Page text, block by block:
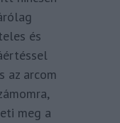
és
az arcom
meg a